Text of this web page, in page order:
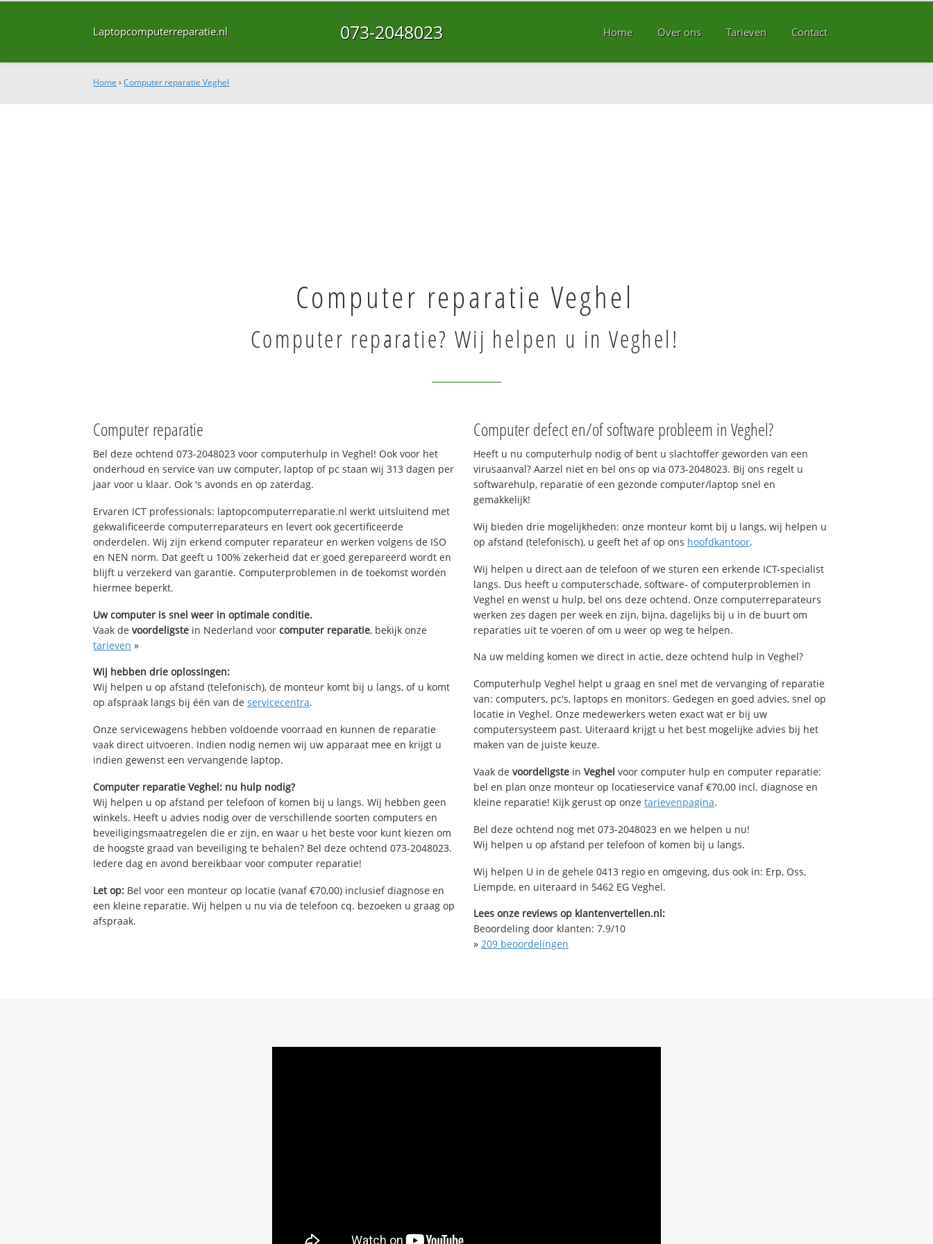
Laptopcomputerreparatie.nl 073-2048023 Home Over ons Tarieven Contact
Home ›Computer reparatie Veghel
Computer reparatie Veghel
Computer reparatie? Wij helpen u in Veghel!
Computer reparatie
Bel deze ochtend 073-2048023 voor computerhulp in Veghel! Ook voor het
onderhoud en service van uw computer, laptop of pc staan wij 313 dagen per
jaar voor u klaar. Ook 's avonds en op zaterdag.
Ervaren ICT professionals: laptopcomputerreparatie.nl werkt uitsluitend met
gekwalificeerde computerreparateurs en levert ook gecertificeerde
onderdelen. Wij zijn erkend computer reparateur en werken volgens de ISO
en NEN norm. Dat geeft u 100% zekerheid dat er goed gerepareerd wordt en
blijft u verzekerd van garantie. Computerproblemen in de toekomst worden
hiermee beperkt.
Uw computer is snel weer in optimale conditie.
Vaak devoordeligste in Nederland voorcomputer reparatie, bekijk onze
tarieven »
Wij hebben drie oplossingen:
Wij helpen u op afstand (telefonisch), de monteur komt bij u langs, of u komt
op afspraak langs bij één van deservicecentra.
Onze servicewagens hebben voldoende voorraad en kunnen de reparatie
vaak direct uitvoeren. Indien nodig nemen wij uw apparaat mee en krijgt u
indien gewenst een vervangende laptop.
Computer reparatie Veghel: nu hulp nodig?
Wij helpen u op afstand per telefoon of komen bij u langs. Wij hebben geen
winkels. Heeft u advies nodig over de verschillende soorten computers en
beveiligingsmaatregelen die er zijn, en waar u het beste voor kunt kiezen om
de hoogste graad van beveiliging te behalen? Bel deze ochtend 073-2048023.
Iedere dag en avond bereikbaar voor computer reparatie!
Let op: Bel voor een monteur op locatie (vanaf €70,00) inclusief diagnose en
een kleine reparatie. Wij helpen u nu via de telefoon cq. bezoeken u graag op
afspraak.
Computer defect en/of software probleem in Veghel?
Heeft u nu computerhulp nodig of bent u slachtoffer geworden van een
virusaanval? Aarzel niet en bel ons op via 073-2048023. Bij ons regelt u
softwarehulp, reparatie of een gezonde computer/laptop snel en
gemakkelijk!
Wij bieden drie mogelijkheden: onze monteur komt bij u langs, wij helpen u
op afstand (telefonisch), u geeft het af op ons hoofdkantoor.
Wij helpen u direct aan de telefoon of we sturen een erkende ICT-specialist
langs. Dus heeft u computerschade, software- of computerproblemen in
Veghel en wenst u hulp, bel ons deze ochtend. Onze computerreparateurs
werken zes dagen per week en zijn, bijna, dagelijks bij u in de buurt om
reparaties uit te voeren of om u weer op weg te helpen.
Na uw melding komen we direct in actie, deze ochtend hulp in Veghel?
Computerhulp Veghel helpt u graag en snel met de vervanging of reparatie
van: computers, pc's, laptops en monitors. Gedegen en goed advies, snel op
locatie in Veghel. Onze medewerkers weten exact wat er bij uw
computersysteem past. Uiteraard krijgt u het best mogelijke advies bij het
maken van de juiste keuze.
Vaak de voordeligste in Veghel voor computer hulp en computer reparatie:
bel en plan onze monteur op locatieservice vanaf €70,00 incl. diagnose en
kleine reparatie! Kijk gerust op onze tarievenpagina.
Bel deze ochtend nog met 073-2048023 en we helpen u nu!
Wij helpen u op afstand per telefoon of komen bij u langs.
Wij helpen U in de gehele 0413 regio en omgeving, dus ook in: Erp, Oss,
Liempde, en uiteraard in 5462 EG Veghel.
Lees onze reviews op klantenvertellen.nl:
Beoordeling door klanten: 7.9/10
» 209 beoordelingen